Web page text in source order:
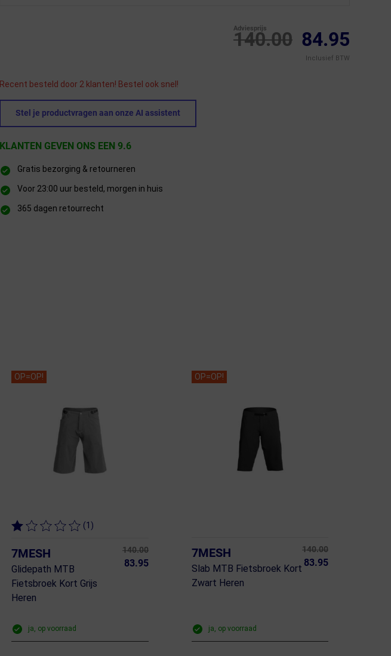
140.00
Adviesprijs 84.95
Inclusief BTW
Recent besteld door 2 klanten! Bestel ook snel!
Stel je productvragen aan onze AI assistent
KLANTEN GEVEN ONS EEN 9.6
Gratis bezorging & retourneren
Voor 23:00 uur besteld, morgen in huis
365 dagen retourrecht
OP=OP!
(1)
7MESH
Glidepath MTB
Fietsbroek Kort Grijs
Heren
140.00
83.95
ja, op voorraad
OP=OP!
7MESH
Slab MTB Fietsbroek Kort
Zwart Heren
140.00
83.95
ja, op voorraad